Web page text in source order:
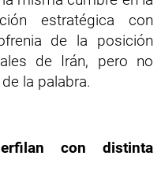
estratégica con
de la posición
de Irán, pero no
la palabra.
con distinta